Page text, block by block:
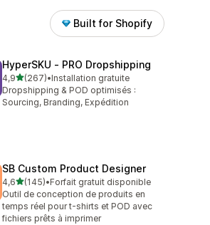
Built for Shopify
HyperSKU ‑ PRO Dropshipping
4,9étoile(s) sur 5
(267)
267 avis au total
•Installation gratuite
Dropshipping & POD optimisés :
Sourcing, Branding, Expédition
SB Custom Product Designer
4,6étoile(s) sur 5
(145)
145 avis au total
•Forfait gratuit disponible
Outil de conception de produits en
temps réel pour t-shirts et POD avec
fichiers prêts à imprimer